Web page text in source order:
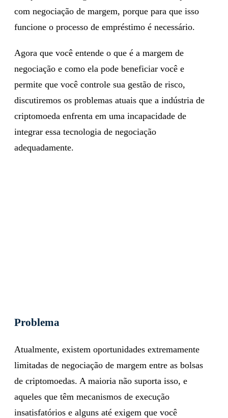
com negociação de margem, porque para que isso
funcione o processo de empréstimo é necessário.
Agora que você entende o que é a margem de
negociação e como ela pode beneficiar você e
permite que você controle sua gestão de risco,
discutiremos os problemas atuais que a indústria de
criptomoeda enfrenta em uma incapacidade de
integrar essa tecnologia de negociação
adequadamente.
Problema
Atualmente, existem oportunidades extremamente
limitadas de negociação de margem entre as bolsas
de criptomoedas. A maioria não suporta isso, e
aqueles que têm mecanismos de execução
insatisfatórios e alguns até exigem que você